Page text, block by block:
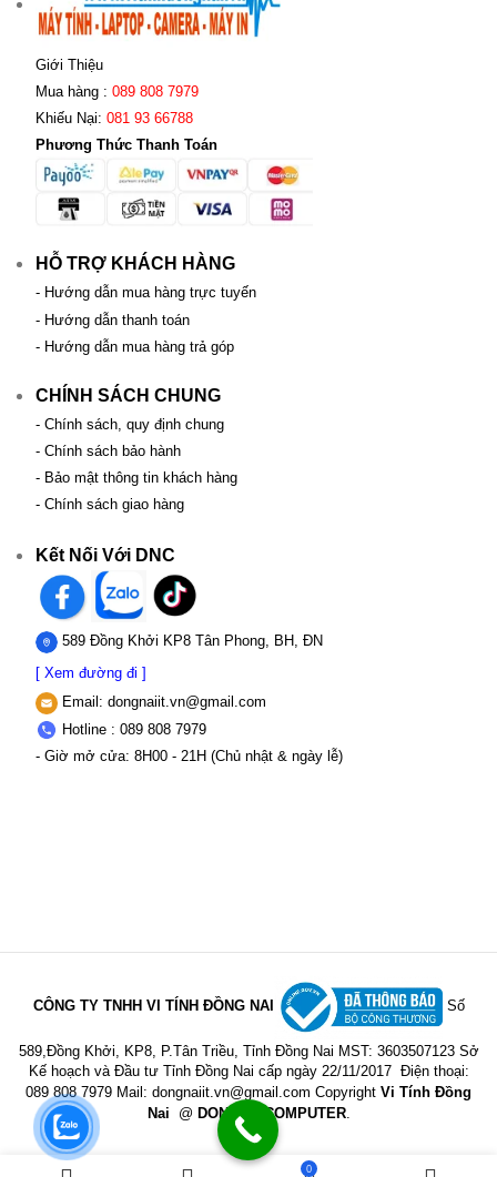
Giới Thiệu
Mua hàng : 089 808 7979
Khiếu Nại: 081 93 66788
Phương Thức Thanh Toán
HỖ TRỢ KHÁCH HÀNG
- Hướng dẫn mua hàng trực tuyến
- Hướng dẫn thanh toán
- Hướng dẫn mua hàng trả góp
CHÍNH SÁCH CHUNG
- Chính sách, quy định chung
- Chính sách bảo hành
- Bảo mật thông tin khách hàng
- Chính sách giao hàng
Kết Nối Với DNC
589 Đồng Khởi KP8 Tân Phong, BH, ĐN
[ Xem đường đi ]
Email: dongnaiit.vn@gmail.com
Hotline : 089 808 7979
- Giờ mở cửa: 8H00 - 21H (Chủ nhật & ngày lễ)
CÔNG TY TNHH VI TÍNH ĐỒNG NAI Số
589,Đồng Khởi, KP8, P.Tân Triều, Tỉnh Đồng Nai MST: 3603507123 Sở
Kế hoạch và Đầu tư Tỉnh Đồng Nai cấp ngày 22/11/2017 Điện thoại:
089 808 7979 Mail: dongnaiit.vn@gmail.com Copyright Vi Tính Đồng
Nai @ DONGNAICOMPUTER.
0